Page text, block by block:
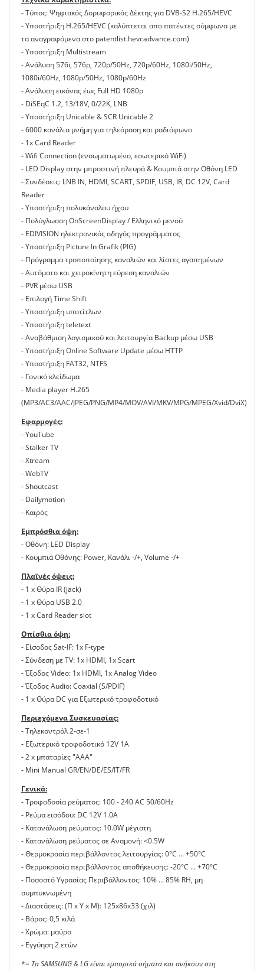
- Τύπος: Ψηφιακός Δορυφορικός Δέκτης για DVB-S2 H.265/HEVC
- Υποστήριξη H.265/HEVC (καλύπτεται απο πατέντες σύμφωνα με
τα αναγραφόμενα στο patentlist.hevcadvance.com)
- Υποστήριξη Multistream
- Ανάλυση 576i, 576p, 720p/50Hz, 720p/60Hz, 1080i/50Hz,
1080i/60Hz, 1080p/50Hz, 1080p/60Hz
- Ανάλυση εικόνας έως Full HD 1080p
- DiSEqC 1.2, 13/18V, 0/22K, LNB
- Yποστήριξη Unicable & SCR Unicable 2
- 6000 κανάλια μνήμη για τηλεόραση και ραδιόφωνο
- 1x Card Reader
- Wifi Connection (ενσωματωμένο, εσωτερικό WiFi)
- LED Display στην μπροστινή πλευρά & Κουμπιά στην Οθόνη LED
- Συνδέσεις: LNB IN, HDMI, SCART, SPDIF, USB, IR, DC 12V, Card
Reader
- Υποστήριξη πολυκάναλου ήχου
- Πολύγλωσση OnScreenDisplay / Ελληνικό μενού
- EDIVISION ηλεκτρονικός οδηγός προγράμματος
- Υποστήριξη Picture In Grafik (PIG)
- Πρόγραμμα τροποποίησης καναλιών και λίστες αγαπημένων
- Αυτόματο και χειροκίνητη εύρεση καναλιών
- PVR μέσω USB
- Επιλογή Τime Shift
- Υποστήριξη υποτίτλων
- Υποστήριξη teletext
- Αναβάθμιση λογισμικού και λειτουργία Backup μέσω USB
- Υποστήριξη Online Software Update μέσω HTTP
- Υποστήριξη FAT32, NTFS
- Γονικό κλείδωμα
- Media player H.265
(MP3/AC3/AAC/JPEG/PNG/MP4/MOV/AVI/MKV/MPG/MPEG/Xvid/DviX)
Εφαρμογές:
- YouTube
- Stalker TV
- Xtream
- WebTV
- Shoutcast
- Dailymotion
- Καιρός
Εμπρόσθια όψη:
- Οθόνη: LED Display
- Κουμπιά Οθόνης: Power, Κανάλι -/+, Volume -/+
Πλαϊνές όψεις:
- 1 x Θύρα IR (jack)
- 1 x Θύρα USB 2.0
- 1 x Card Reader slot
Οπίσθια όψη:
- Είσοδος Sat-IF: 1x F-type
- Σύνδεση με TV: 1x HDMI, 1x Scart
- Έξοδος Video: 1x HDMI, 1x Analog Video
- Έξοδος Audio: Coaxial (S/PDIF)
- 1 x Θύρα DC για Εξωτερικό τροφοδοτικό
Περιεχόμενα Συσκευασίας:
- Τηλεκοντρόλ 2-σε-1
- Εξωτερικό τροφοδοτικό 12V 1A
- 2 x μπαταρίες "ΑΑΑ"
- Mini Manual GR/EN/DE/ES/IT/FR
Γενικά:
- Τροφοδοσία ρεύματος: 100 - 240 AC 50/60Hz
- Ρεύμα εισόδου: DC 12V 1.0A
- Κατανάλωση ρεύματος: 10.0W μέγιστη
- Κατανάλωση ρεύματος σε Αναμονή: <0.5W
- Θερμοκρασία περιβάλλοντος λειτουργίας: 0°C ... +50°C
- Θερμοκρασία περιβάλλοντος αποθήκευσης: -20°C ... +70°C
- Ποσοστό Υγρασίας Περιβάλλοντος: 10% ... 85% RH, μη
συμπυκνωμένη
- Διαστάσεις: (Π x Υ x Μ): 125x86x33 (χιλ)
- Βάρος: 0,5 κιλά
- Χρώμα: μαύρο
- Εγγύηση 2 ετών
*= Τα SAMSUNG & LG είναι εμπορικά σήματα και ανήκουν στη